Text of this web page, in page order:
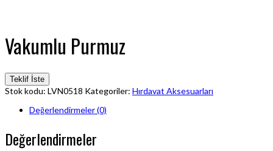
Vakumlu Purmuz
Teklif İste
Stok kodu: LVN0518 Kategoriler: Hırdavat Aksesuarları
Değerlendirmeler (0)
Değerlendirmeler